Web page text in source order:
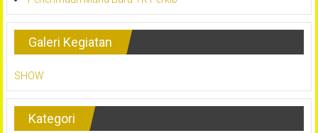
Galeri Kegiatan
SHOW
Kategori